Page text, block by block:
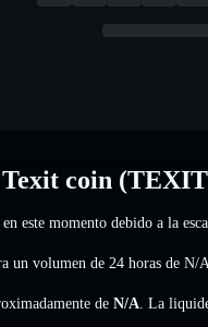
Texit coin
este momento debido a la
un volumen de 24 horas de N/A
de N/A . La